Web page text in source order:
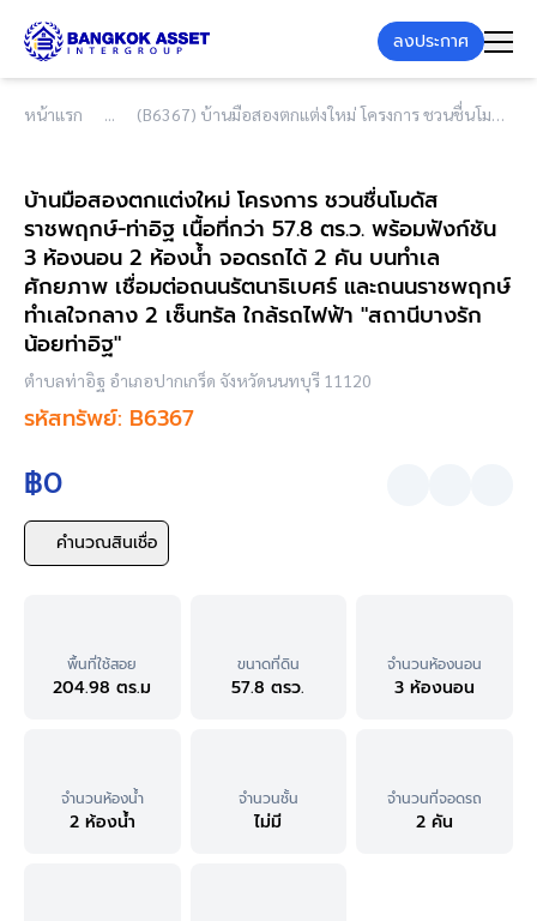
ลงประกาศ
หน้าแรก (B6367) บ้านมือสองตกแต่งใหม่ โครงการ ชวนชื่นโมดัส ราชพฤกษ์-ท่าอิฐ เนื้อที่กว่า 57.8 ตร.ว. พร้อมฟังก์ชัน 3 ห้องนอน 2 ห้องน้ำ จอดรถได้ 2 คัน บนทำเลศักยภาพ เชื่อมต่อถนนรัตนาธิเบศร์ และถนนราชพฤกษ์ ทำเลใจกลาง 2 เซ็นทรัล ใกล้รถไฟฟ้า "สถานีบางรักน้อยท่าอิฐ"
บ้านมือสองตกแต่งใหม่ โครงการ ชวนชื่นโมดัส
ราชพฤกษ์-ท่าอิฐ เนื้อที่กว่า 57.8 ตร.ว. พร้อมฟังก์ชัน
3 ห้องนอน 2 ห้องน้ำ จอดรถได้ 2 คัน บนทำเล
ศักยภาพ เชื่อมต่อถนนรัตนาธิเบศร์ และถนนราชพฤกษ์
ทำเลใจกลาง 2 เซ็นทรัล ใกล้รถไฟฟ้า "สถานีบางรัก
น้อยท่าอิฐ"
ตำบลท่าอิฐ อำเภอปากเกร็ด จังหวัดนนทบุรี 11120
รหัสทรัพย์: B6367
฿0
คำนวณสินเชื่อ
พื้นที่ใช้สอย
204.98 ตร.ม
ขนาดที่ดิน
57.8 ตรว.
จำนวนห้องนอน
3 ห้องนอน
จำนวนห้องน้ำ
2 ห้องน้ำ
จำนวนชั้น
ไม่มี
จำนวนที่จอดรถ
2 คัน